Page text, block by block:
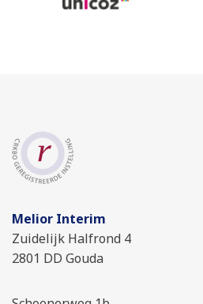
Melior Interim
Zuidelijk Halfrond 4
2801 DD Gouda